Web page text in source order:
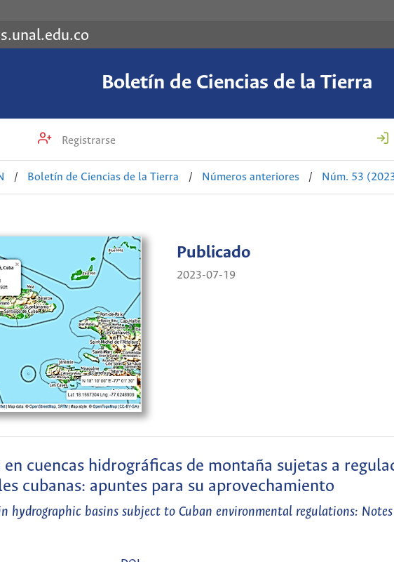
Boletín de Ciencias de la Tierra
Registrarse
/ Boletín de Ciencias de la Tierra / Números anteriores / Núm. 53
Publicado
2023-07-19
cuencas hidrográficas de montaña sujetas a
cubanas: apuntes para su aprovechamiento
basins subject to Cuban environmental regulations: